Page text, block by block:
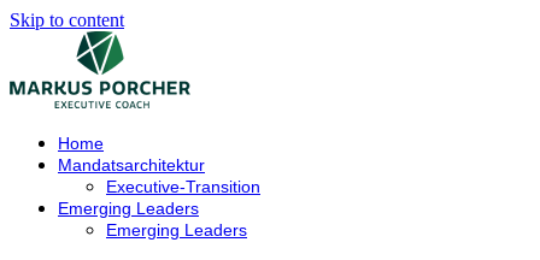
Skip to content
Home
Mandatsarchitektur
Executive-Transition
Emerging Leaders
Emerging Leaders